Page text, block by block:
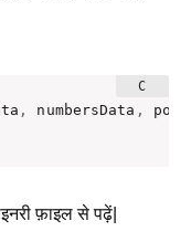
, numbersData ,
फ़ाइल से पढ़ें|